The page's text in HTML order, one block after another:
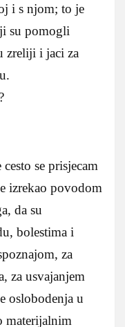
i s njom; to je
su pomogli
zreliji i jaci za
se prisjecam
izrekao povodom
da su
bolestima i
za
za usvajanjem
oslobodenja u
materijalnim